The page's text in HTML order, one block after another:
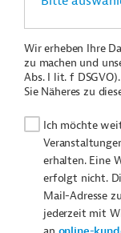
Wir erheben Ihre
zu machen und
Abs. I lit. f
Sie Näheres zu
Ich möchte
erhalten. Eine
erfolgt nicht.
Mail-Adresse
jederzeit mit